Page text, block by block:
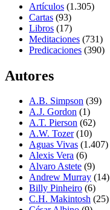
Artículos (1.305)
Cartas (93)
Libros (17)
Meditaciones (731)
Predicaciones (390)
Autores
A.B. Simpson (39)
A.J. Gordon (1)
A.T. Pierson (62)
A.W. Tozer(10)
Aguas Vivas (1.407)
Alexis Vera (6)
Alvaro Astete (9)
Andrew Murray (14)
Billy Pinheiro (6)
C.H. Makintosh (25)